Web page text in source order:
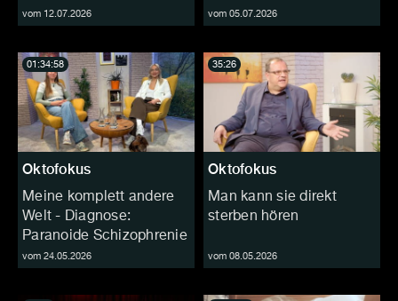
vom 12.07.2026 vom 05.07.2026
Oktofokus
Meine komplett andere
Welt - Diagnose:
Paranoide Schizophrenie
vom 24.05.2026
01:34:58
Oktofokus
Man kann sie direkt
sterben hören
vom 08.05.2026
35:26